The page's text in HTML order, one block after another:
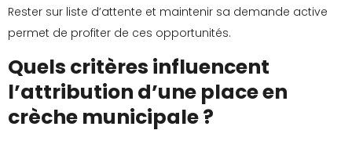
Rester sur liste d’attente et maintenir sa demande active
permet de profiter de ces opportunités.
Quels critères influencent
l’attribution d’une place en
crèche municipale ?